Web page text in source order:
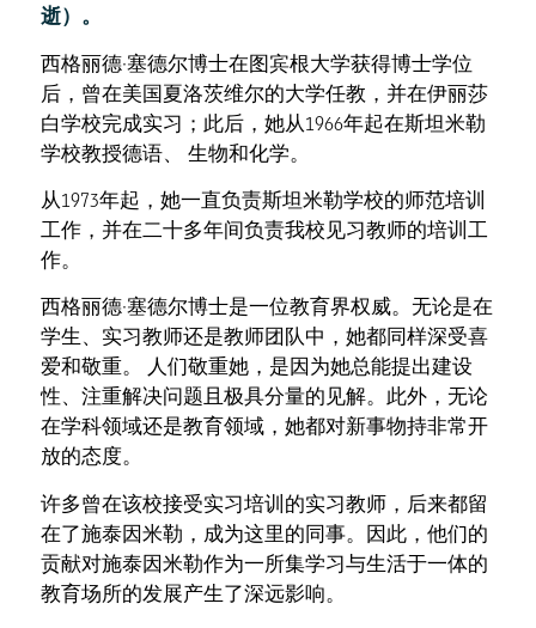
逝）。
西格丽德·塞德尔博士在图宾根大学获得博士学位
后，曾在美国夏洛茨维尔的大学任教，并在伊丽莎
白学校完成实习；此后，她从1966年起在斯坦米勒
学校教授德语、 生物和化学。
从1973年起，她一直负责斯坦米勒学校的师范培训
工作，并在二十多年间负责我校见习教师的培训工
作。
西格丽德·塞德尔博士是一位教育界权威。无论是在
学生、实习教师还是教师团队中，她都同样深受喜
爱和敬重。 人们敬重她，是因为她总能提出建设
性、注重解决问题且极具分量的见解。此外，无论
在学科领域还是教育领域，她都对新事物持非常开
放的态度。
许多曾在该校接受实习培训的实习教师，后来都留
在了施泰因米勒，成为这里的同事。因此，他们的
贡献对施泰因米勒作为一所集学习与生活于一体的
教育场所的发展产生了深远影响。